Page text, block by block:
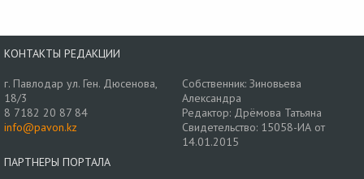
КОНТАКТЫ РЕДАКЦИИ
г. Павлодар ул. Ген. Дюсенова,
18/3
8 7182 20 87 84
info@pavon.kz
Собственник: Зиновьева
Александра
Редактор: Дрёмова Татьяна
Свидетельство: 15058-ИА от
14.01.2015
ПАРТНЕРЫ ПОРТАЛА